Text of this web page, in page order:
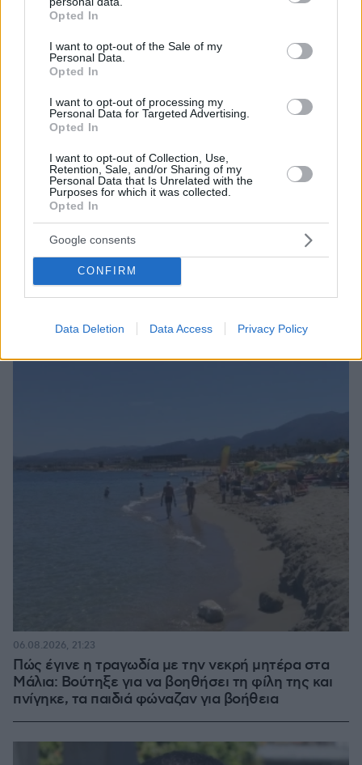
grant or deny consent to Google and its third-party tags to
use your data for below specified purposes in below Google
consent section.
Opted In
I want to opt-out of the Sale of my
Personal Data.
Opted In
I want to opt-out of processing my
Personal Data for Targeted Advertising.
Opted In
I want to opt-out of Collection, Use,
Retention, Sale, and/or Sharing of my
Personal Data that Is Unrelated with the
Purposes for which it was collected.
Opted In
Google consents
CONFIRM
Data Deletion Data Access Privacy Policy
διαμορφώσουν νέες τάσεις στον τουρισμό
Στο νοσοκομείο διακομίστηκε ναυτικός που
τραυματίστηκε κατά τη πρόσδεση πλοίου στο λιμάνι της
πριν 44 λεπτά
Καλύτερη η εικόνα της φωτιάς στην Κολυμπάδα Σκύρου,
πριν μία ώρα
ΔΕΙΤΕ ΟΛΕΣ ΤΙΣ ΕΙΔΗΣΕΙΣ
ΤΑ ΠΙΟ ΔΗΜΟΦΙΛΗ
Πώς έγινε η τραγωδία με την νεκρή μητέρα στα
Μάλια: Βούτηξε για να βοηθήσει τη φίλη της και
πνίγηκε, τα παιδιά φώναζαν για βοήθεια
06.08.2026, 21:23